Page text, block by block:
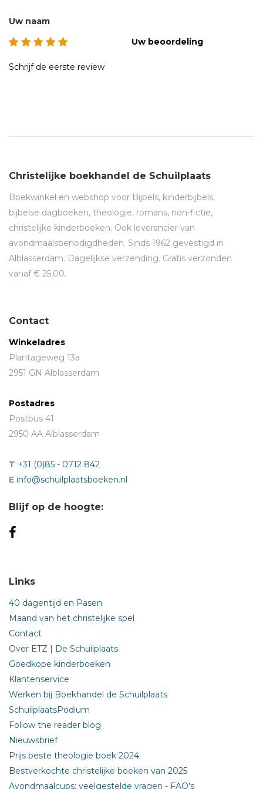
Uw naam
Uw beoordeling
Schrijf de eerste review
Christelijke boekhandel de Schuilplaats
Boekwinkel en webshop voor Bijbels, kinderbijbels,
bijbelse dagboeken, theologie, romans, non-fictie,
christelijke kinderboeken. Ook leverancier van
avondmaalsbenodigdheden. Sinds 1962 gevestigd in
Alblasserdam. Dagelijkse verzending. Gratis verzonden
vanaf € 25,00.
Contact
Winkeladres
Plantageweg 13a
2951 GN Alblasserdam
Postadres
Postbus 41
2950 AA Alblasserdam
T +31 (0)85 - 0712 842
E info@schuilplaatsboeken.nl
Blijf op de hoogte:
Links
40 dagentijd en Pasen
Maand van het christelijke spel
Contact
Over ETZ | De Schuilplaats
Goedkope kinderboeken
Klantenservice
Werken bij Boekhandel de Schuilplaats
SchuilplaatsPodium
Follow the reader blog
Nieuwsbrief
Prijs beste theologie boek 2024
Bestverkochte christelijke boeken van 2025
Avondmaalcups: veelgestelde vragen - FAQ's